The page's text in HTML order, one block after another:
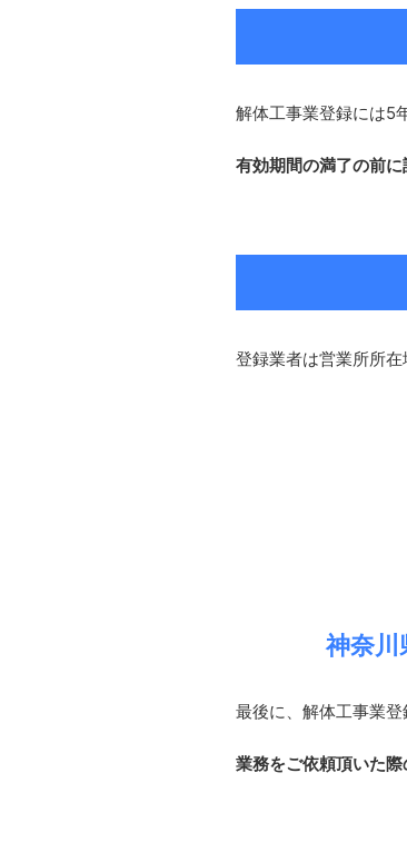
解体工事業登録には5
有効期間の満了の前に
登録業者は営業所所
神奈川
最後に、解体工事業
業務をご依頼頂いた際